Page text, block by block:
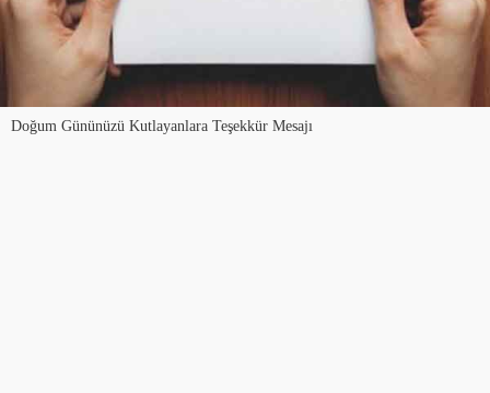
Doğum Gününüzü Kutlayanlara Teşekkür Mesajı